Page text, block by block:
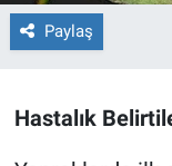
Paylaş
Hastalık